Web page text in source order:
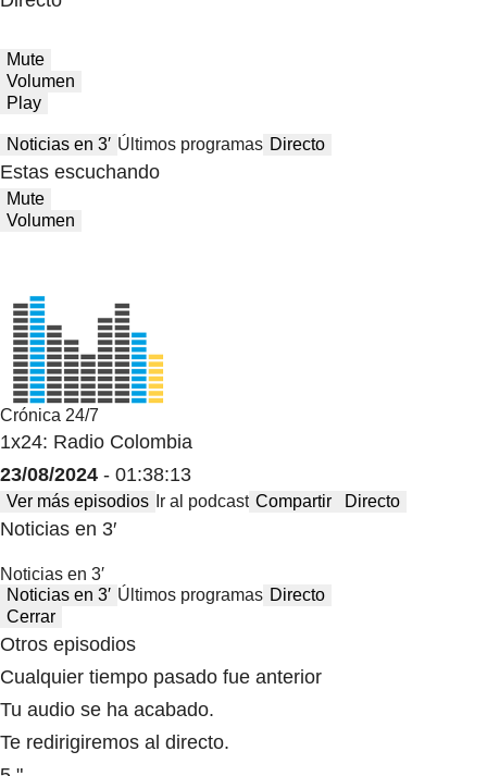
Mute
Volumen
Play
Noticias en 3′ Últimos programas Directo
Estas escuchando
Mute
Volumen
Crónica 24/7
1x24: Radio Colombia
23/08/2024 - 01:38:13
Ver más episodios Ir al podcast Compartir Directo
Noticias en 3′
Noticias en 3′
Noticias en 3′ Últimos programas Directo
Cerrar
Otros episodios
Cualquier tiempo pasado fue anterior
Tu audio se ha acabado.
Te redirigiremos al directo.